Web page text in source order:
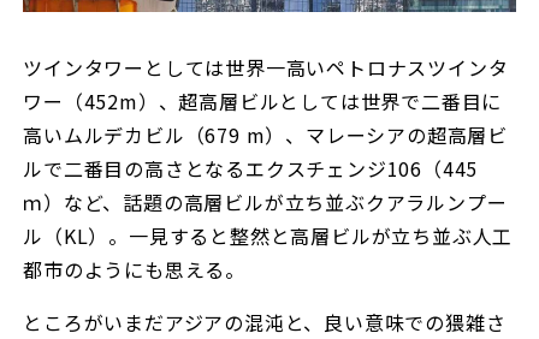
ツインタワーとしては世界一高いペトロナスツインタ
ワー（452m）、超高層ビルとしては世界で二番目に
高いムルデカビル（679 m）、マレーシアの超高層ビ
ルで二番目の高さとなるエクスチェンジ106（445
ｍ）など、話題の高層ビルが立ち並ぶクアラルンプー
ル（KL）。一見すると整然と高層ビルが立ち並ぶ人工
都市のようにも思える。
ところがいまだアジアの混沌と、良い意味での猥雑さ